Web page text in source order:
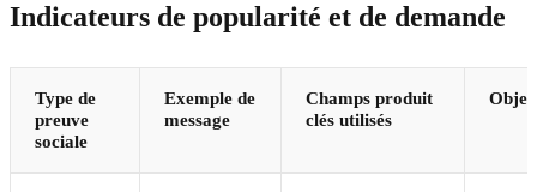
Indicateurs de popularité et de demande
Type de
preuve
sociale
Exemple de
message
Champs produit
clés utilisés